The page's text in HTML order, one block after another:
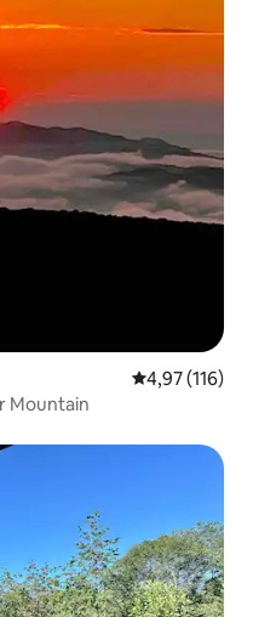
4,97 av 5 i
4,97 (116)
Mountain